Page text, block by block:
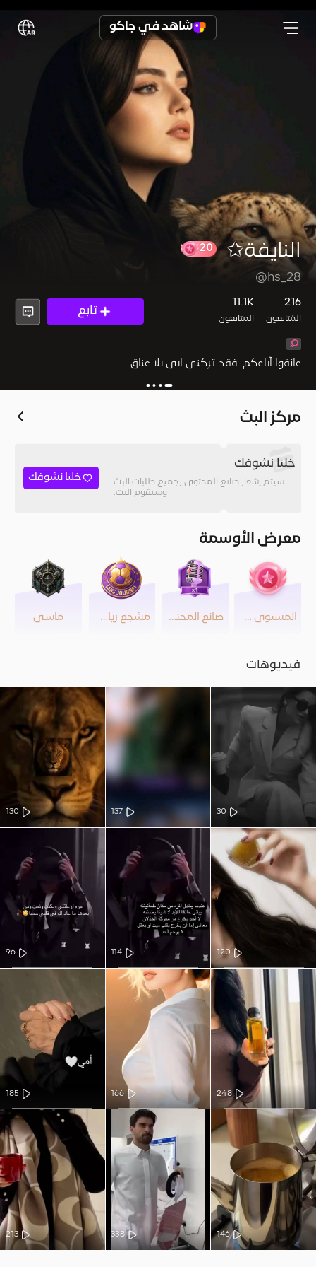
شاهد في جاكو
النايفة✩
@hs_28
216
المُتابعون
11.1K
المتابعون
تابع
عانقوا آباءكم. فقد تركني ابي بلا عناق.
مركز البث
خلنا نشوفك
سيتم إشعار صانع المحتوى بجميع طلبات البث
وسيقوم البث.
خلنا نشوفك
معرض الأوسمة
المستوى 20 صانع المحتوى مشجع رياضي ماسي
فيديوهات
30
137
130
120
114
96
248
166
185
146
338
213